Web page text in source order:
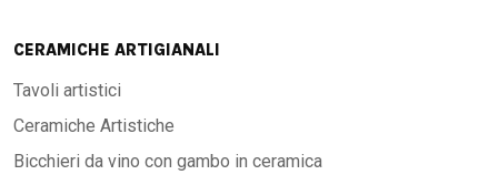
CERAMICHE ARTIGIANALI
Tavoli artistici
Ceramiche Artistiche
Bicchieri da vino con gambo in ceramica